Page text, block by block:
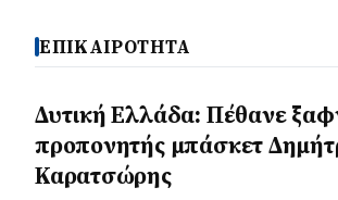
ΕΠΙΚΑΙΡΟΤΗΤΑ
Δυτική Ελλάδα: Πέθανε
προπονητής μπάσκετ
Καρατσώρης